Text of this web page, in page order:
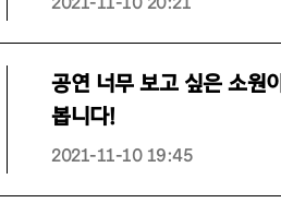
공연 너무 보고 싶은 소원
봅니다!
2021-11-10 19:45